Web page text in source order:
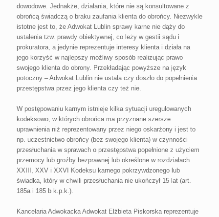
dowodowe. Jednakże, działania, które nie są konsultowane z
obrońcą świadczą o braku zaufania klienta do obrońcy. Niezwykle
istotne jest to, że Adwokat Lublin sprawy karne nie dąży do
ustalenia tzw. prawdy obiektywnej, co leży w gestii sądu i
prokuratora, a jedynie reprezentuje interesy klienta i działa na
jego korzyść w najlepszy możliwy sposób realizując prawo
swojego klienta do obrony. Przekładając powyższe na język
potoczny – Adwokat Lublin nie ustala czy doszło do popełnienia
przestępstwa przez jego klienta czy też nie.
W postępowaniu karnym istnieje kilka sytuacji uregulowanych
kodeksowo, w których obrońca ma przyznane szersze
uprawnienia niż reprezentowany przez niego oskarżony i jest to
np. uczestnictwo obrońcy (bez swojego klienta) w czynności
przesłuchania w sprawach o przestępstwa popełnione z użyciem
przemocy lub groźby bezprawnej lub określone w rozdziałach
XXIII, XXV i XXVI Kodeksu karnego pokrzywdzonego lub
świadka, który w chwili przesłuchania nie ukończył 15 lat (art.
185a i 185 b k.p.k.).
Kancelaria Adwokacka Adwokat Elżbieta Piskorska reprezentuje